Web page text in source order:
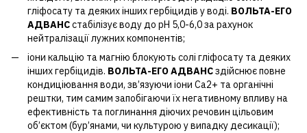
гліфосату та деяких інших гербіцидів у воді. ВОЛЬТА-ЕГО
АДВАНСстабілізує воду до pH 5,0-6,0 за рахунок
нейтралізації лужних компонентів;
іони кальцію та магнію блокують солі гліфосату та деяких
інших гербіцидів. ВОЛЬТА-ЕГО АДВАНСздійснює повне
кондиціювання води, зв’язуючи іони Ca2+ та органічні
рештки, тим самим запобігаючи їх негативному впливу на
ефективність та поглинання діючих речовин цільовим
об’єктом (бур’янами, чи культурою у випадку десикації);